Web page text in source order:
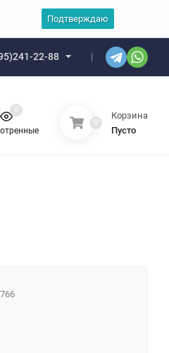
Подтверждаю
22-88
0
0
Корзина
Пусто